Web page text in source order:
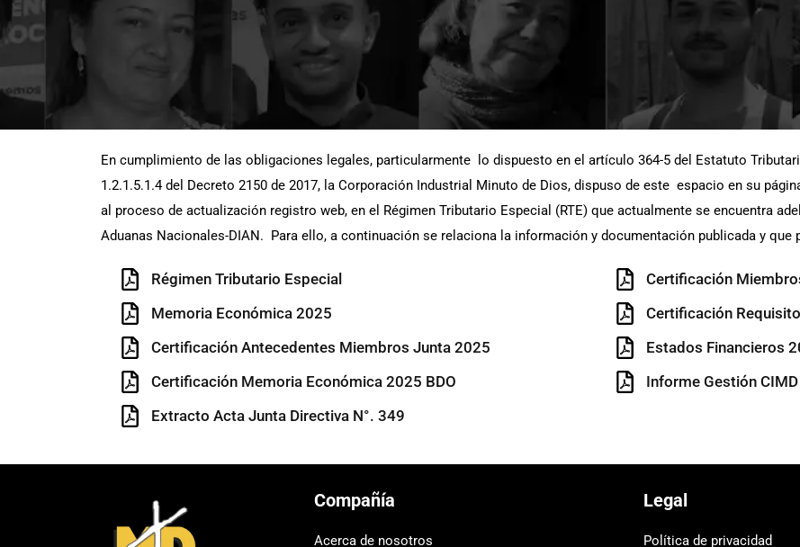
En cumplimiento de las obligaciones legales, particularmente lo dispuesto en el artículo 364-5 del Estatuto
1.2.1.5.1.4 del Decreto 2150 de 2017, la Corporación Industrial Minuto de Dios, dispuso de este espacio en su
al proceso de actualización registro web, en el Régimen Tributario Especial (RTE) que actualmente se encuentra
Aduanas Nacionales-DIAN. Para ello, a continuación se relaciona la información y documentación publicada y
Régimen Tributario Especial
Memoria Económica 2025
Certificación Antecedentes Miembros Junta 2025
Certificación Memoria Económica 2025 BDO
Extracto Acta Junta Directiva N°. 349
Certificación
Certificación
Estados Financieros
Informe Gestión
Compañía
Acerca de nosotros
Legal
Política de privacidad